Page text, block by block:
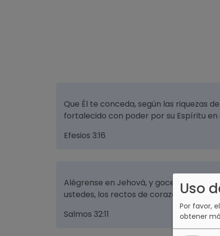
Que Él te conceda, según las riquezas
fortalecido con poder por su Espíritu
Efesios 3:16
Alégrense en Jehová, y gocen, justos.
ustedes, los rectos de corazón.
Salmos 32:11
Uso
Por favor,
obtener